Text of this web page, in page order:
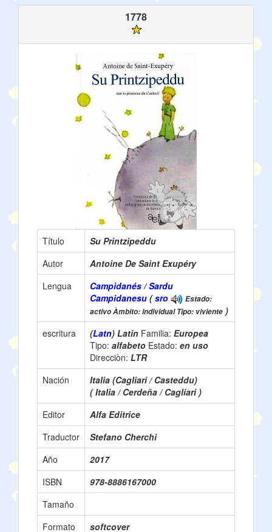
1778
Título
Su Printzipeddu
Autor
Antoine De Saint Exupéry
Lengua
Campidanés / Sardu
Campidanesu (sro
Estado:
activo Àmbito: individual Tipo: viviente )
escritura
(Latn) Latin Familia: Europea
Tipo: alfabeto Estado: en uso
Direcciòn: LTR
Nación
Italia (Cagliari / Casteddu)
( Italia / Cerdeña / Cagliari )
Editor
Alfa Editrice
Traductor
Stefano Cherchi
Año
2017
ISBN
978-8886167000
Tamaño
Formato
softcover